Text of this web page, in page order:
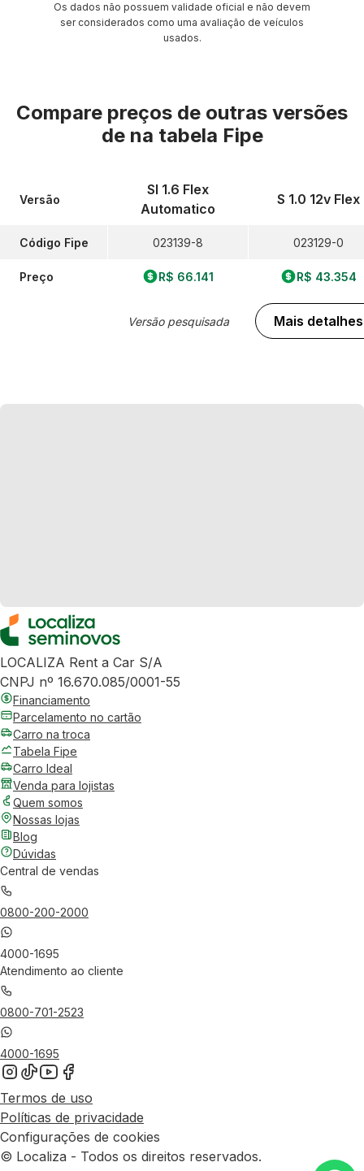
Os dados não possuem validade oficial e não devem
ser considerados como uma avaliação de veículos
usados.
Compare preços de outras versões
de na tabela Fipe
Versão
Código Fipe
Preço
Sl 1.6 Flex
Automatico
023139-8
R$ 66.141
Versão pesquisada
S 1.0 12v Flex
023129-0
R$ 43.354
Mais detalhes
LOCALIZA Rent a Car S/A
CNPJ nº 16.670.085/0001-55
Financiamento
Parcelamento no cartão
Carro na troca
Tabela Fipe
Carro Ideal
Venda para lojistas
Quem somos
Nossas lojas
Blog
Dúvidas
Central de vendas
0800-200-2000
4000-1695
Atendimento ao cliente
0800-701-2523
4000-1695
Termos de uso
Políticas de privacidade
Configurações de cookies
© Localiza - Todos os direitos reservados.